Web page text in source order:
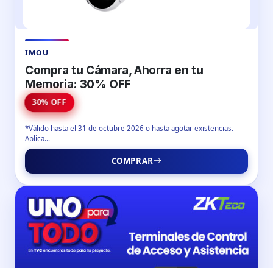
IMOU
Compra tu Cámara, Ahorra en tu
Memoria: 30% OFF
30% OFF
*Válido hasta el 31 de octubre 2026 o hasta agotar existencias.
Aplica...
COMPRAR